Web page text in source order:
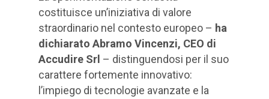
costituisce un’iniziativa di valore
straordinario nel contesto europeo – ha
dichiarato Abramo Vincenzi, CEO di
Accudire Srl – distinguendosi per il suo
carattere fortemente innovativo:
l’impiego di tecnologie avanzate e la